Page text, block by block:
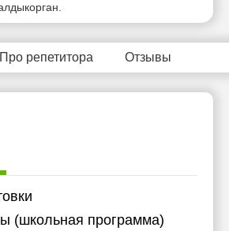
Про репетитора Отзывы
(школьная программа)
11:00
11:30
15:30